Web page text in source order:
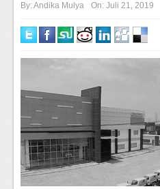
By:Andika Mulya On: Juli 21, 2019